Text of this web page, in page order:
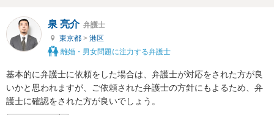
泉 亮介 弁護士
東京都 > 港区
離婚・男女問題に注力する弁護士
基本的に弁護士に依頼をした場合は、弁護士が対応をされた方が良
いかと思われますが、ご依頼された弁護士の方針にもよるため、弁
護士に確認をされた方が良いでしょう。